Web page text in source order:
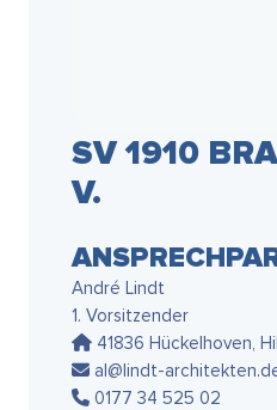
SV 1910
V.
André Lindt
1. Vorsitzender
41836 Hückelhoven,
al@lindt-
0177 34 525 02